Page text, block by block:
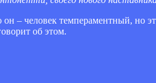
– человек темпераментный, но
об этом.